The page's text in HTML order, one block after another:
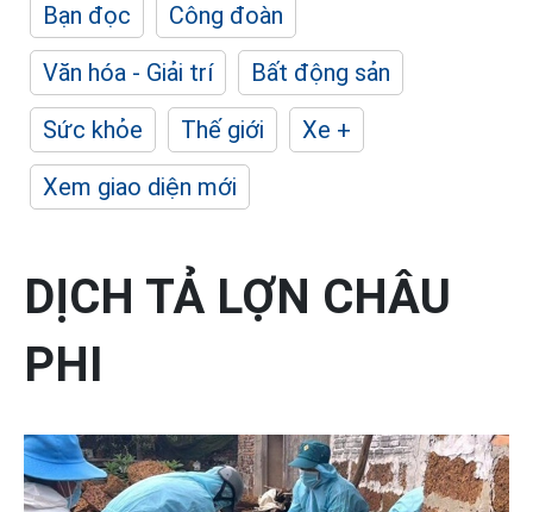
Bạn đọc
Công đoàn
Văn hóa - Giải trí
Bất động sản
Sức khỏe
Thế giới
Xe +
Xem giao diện mới
DỊCH TẢ LỢN CHÂU
PHI